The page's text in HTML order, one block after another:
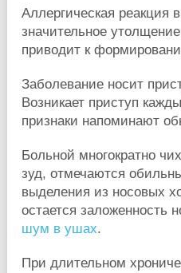
Аллергическая реакция
значительное
приводит к
Заболевание носит
Возникает приступ
признаки напоминают
Больной многократно
зуд, отмечаются
выделения из носовых
остается заложенность
шум в ушах.
При длительном